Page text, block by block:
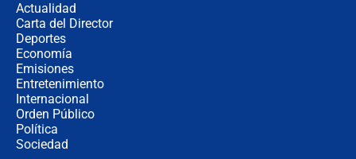
Actualidad
Carta del Director
Deportes
Economía
Emisiones
Entretenimiento
Internacional
Orden Público
Política
Sociedad